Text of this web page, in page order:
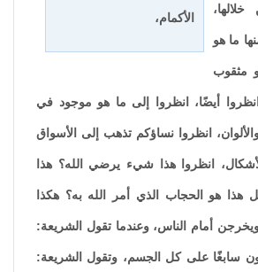
الأكمام،
ما هو
مثقوب
أيضًا، انظروا إلى ما هو موجود في
انظروا نساؤكم تذهب إلى الأسواق
انظروا هذا شيء يرضي الله؟ هذا
هو الحجاب الذي أمر الله به؟ هكذا
أمام الناس، وعندما تقول الشريعة:
سابغًا على كل الجسم، وتقول الشريعة: